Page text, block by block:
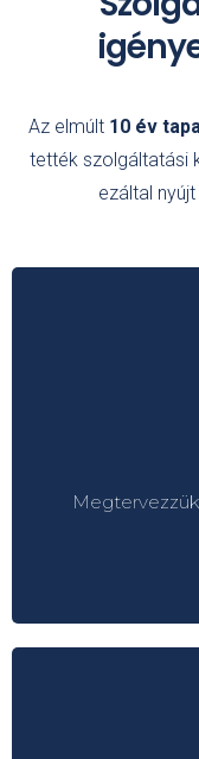
Az elmúlt 10 év
tették szolgáltatási
ezáltal nyújt